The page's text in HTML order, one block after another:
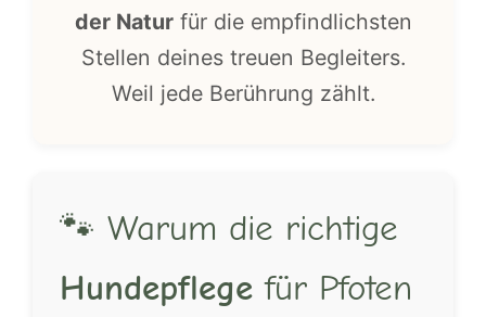
der Naturfür die empfindlichsten
Stellen deines treuen Begleiters.
Weil jede Berührung zählt.
🐾 Warum die richtige
Hundepflege für Pfoten